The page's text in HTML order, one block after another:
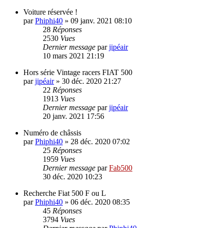
Voiture réservée !
parPhiphi40 » 09 janv. 2021 08:10
28 Réponses
2530 Vues
Dernier message parjipéair
10 mars 2021 21:19
Hors série Vintage racers FIAT 500
parjipéair» 30 déc. 2020 21:27
22 Réponses
1913 Vues
Dernier message parjipéair
20 janv. 2021 17:56
Numéro de châssis
parPhiphi40 » 28 déc. 2020 07:02
25 Réponses
1959 Vues
Dernier message parFab500
30 déc. 2020 10:23
Recherche Fiat 500 F ou L
parPhiphi40 » 06 déc. 2020 08:35
45 Réponses
3794 Vues